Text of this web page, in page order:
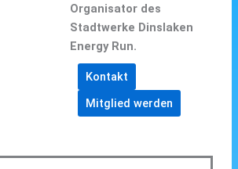
Organisator des
Stadtwerke Dinslaken
Energy Run.
Kontakt
Mitglied werden